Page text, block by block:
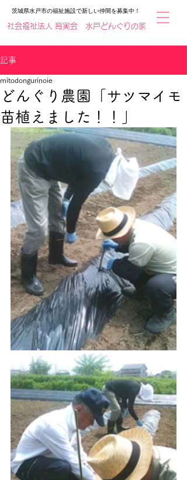
​茨城県水戸市の福祉施設で新しい仲間を募集中！
社会福祉法人 育実会 水戸どんぐりの家
記事
どんぐり農園「サツマイモ
苗植えました！！」
mitodongurinoie